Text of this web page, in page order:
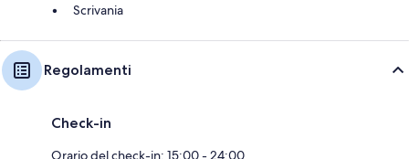
Scrivania
Regolamenti
Check-in
Orario del check-in: 15:00 - 24:00